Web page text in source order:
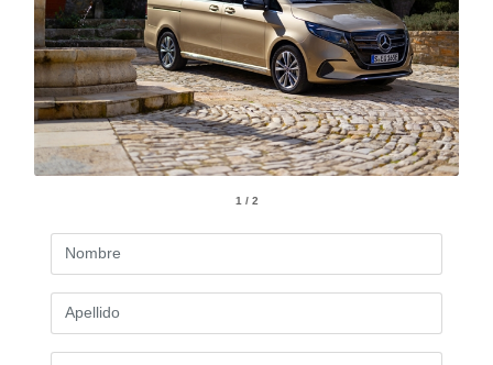
1 / 2